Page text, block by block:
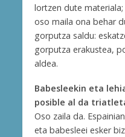
lortzen dute
oso maila ona behar
gorputza saldu:
gorputza erakustea,
aldea.
Babesleekin eta
posible al da
Oso zaila da.
eta babesleei esker